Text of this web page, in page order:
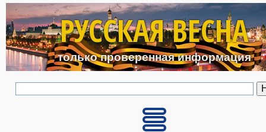
Перейти к основному
РУССКАЯ ВЕСНА
только проверенная информация